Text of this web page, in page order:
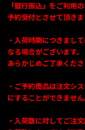
「銀行振込」をご利用
予約受付とさせて頂きま
・入荷時期につきまし
なる場合がございます。
あらかじめご了承くださ
・ご予約商品は注文シ
にすることができません
・入荷数に対してご注